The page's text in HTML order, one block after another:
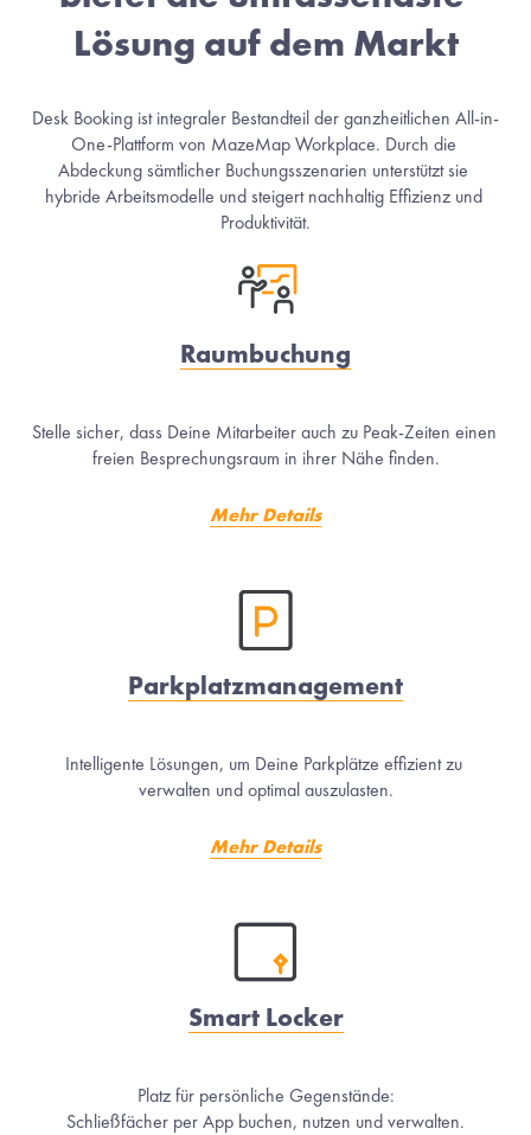
Lösung auf dem Markt
Desk Booking ist integraler Bestandteil der ganzheitlichen All-in-
One-Plattform von MazeMap Workplace. Durch die
Abdeckung sämtlicher Buchungsszenarien unterstützt sie
hybride Arbeitsmodelle und steigert nachhaltig Effizienz und
Produktivität.
Raumbuchung
Stelle sicher, dass Deine Mitarbeiter auch zu Peak-Zeiten einen
freien Besprechungsraum in ihrer Nähe finden.
Mehr Details
Parkplatzmanagement
Intelligente Lösungen, um Deine Parkplätze effizient zu
verwalten und optimal auszulasten.
Mehr Details
Smart Locker
Platz für persönliche Gegenstände:
Schließfächer per App buchen, nutzen und verwalten.